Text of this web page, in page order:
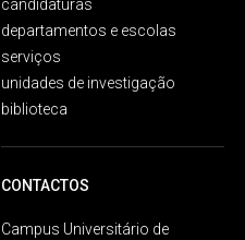
candidaturas
departamentos e escolas
serviços
unidades de investigação
biblioteca
CONTACTOS
Campus Universitário de